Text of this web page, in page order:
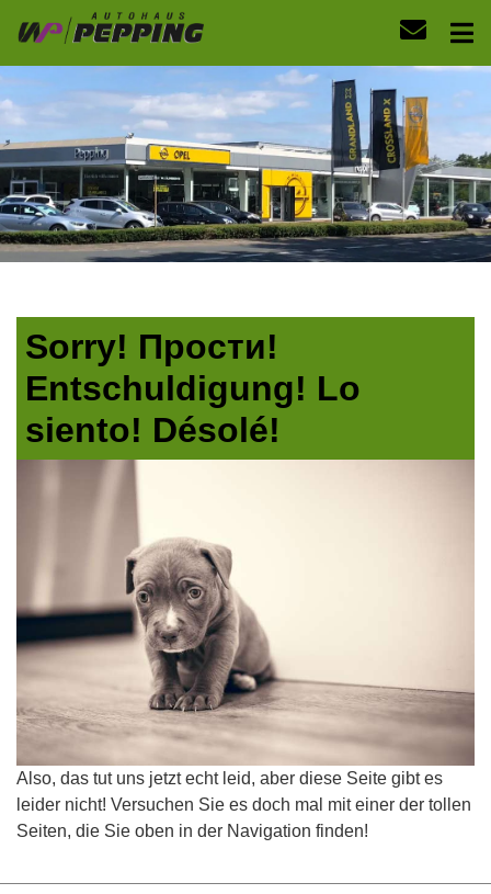
Sorry! Прости!
Entschuldigung! Lo
siento! Désolé!
Also, das tut uns jetzt echt leid, aber diese Seite gibt es
leider nicht! Versuchen Sie es doch mal mit einer der tollen
Seiten, die Sie oben in der Navigation finden!